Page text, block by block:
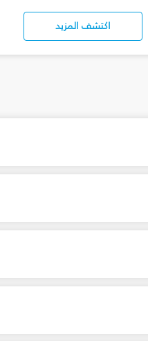
اكتشف المزيد